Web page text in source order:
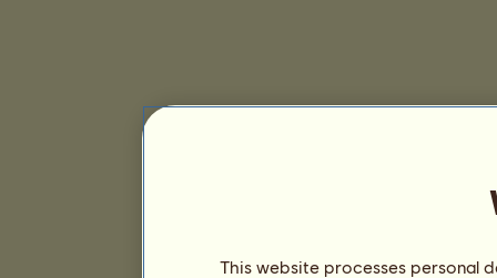
This website processes personal